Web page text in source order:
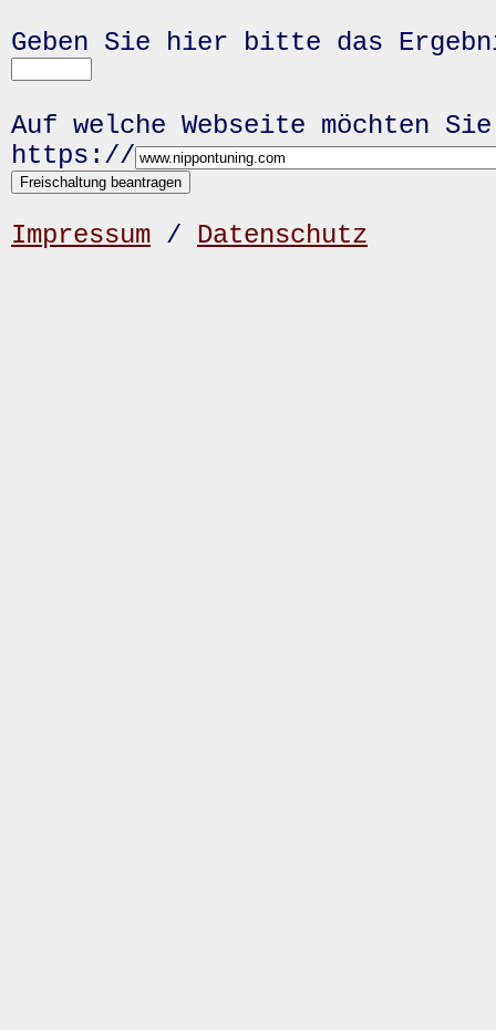
Geben Sie hier bitte das
Auf welche Webseite möchten
https://
Impressum / Datenschutz